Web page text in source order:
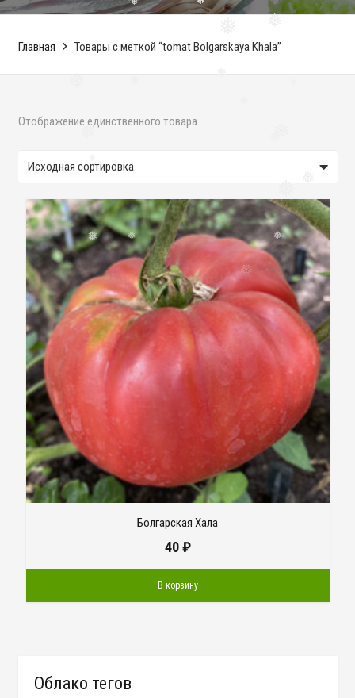
❅
❅
❅
❅
❅
❅
❅
❅
❅
❅
❅
Главная Товары с меткой “tomat Bolgarskaya Khala”
Отображение единственного товара
Болгарская Хала
40₽
В корзину
Облако тегов